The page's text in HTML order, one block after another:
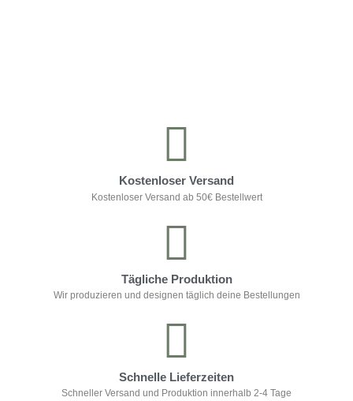
Kostenloser Versand
Kostenloser Versand ab 50€ Bestellwert
Tägliche Produktion
Wir produzieren und designen täglich deine Bestellungen
Schnelle Lieferzeiten
Schneller Versand und Produktion innerhalb 2-4 Tage